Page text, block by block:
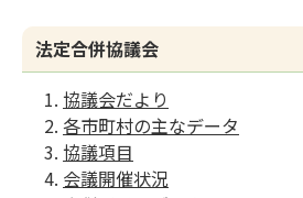
法定合併協議会
協議会だより
各市町村の主なデータ
協議項目
会議開催状況